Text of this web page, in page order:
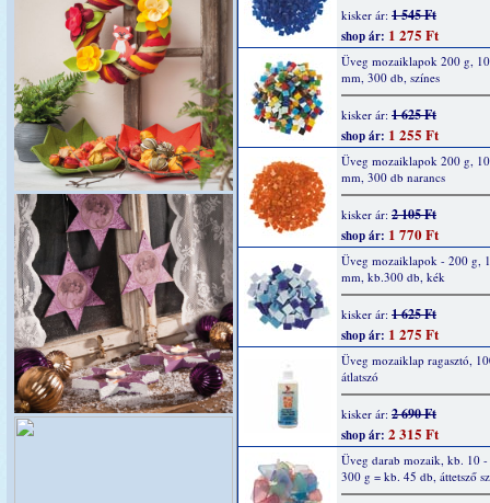
kisker ár: 1 545 Ft
shop ár: 1 275 Ft
Üveg mozaiklapok 200 g,
mm, 300 db, színes
kisker ár: 1 625 Ft
shop ár: 1 255 Ft
Üveg mozaiklapok 200 g,
mm, 300 db narancs
kisker ár: 2 105 Ft
shop ár: 1 770 Ft
Üveg mozaiklapok - 200 g,
mm, kb.300 db, kék
kisker ár: 1 625 Ft
shop ár: 1 275 Ft
Üveg mozaiklap ragasztó,
átlatszó
kisker ár: 2 690 Ft
shop ár: 2 315 Ft
Üveg darab mozaik, kb. 10
300 g = kb. 45 db, áttetsző